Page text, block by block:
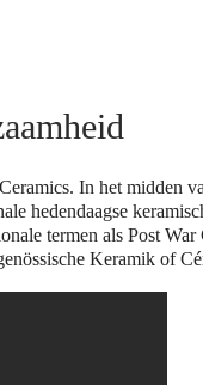
In het midden
hedendaagse
termen als Post
Keramik of